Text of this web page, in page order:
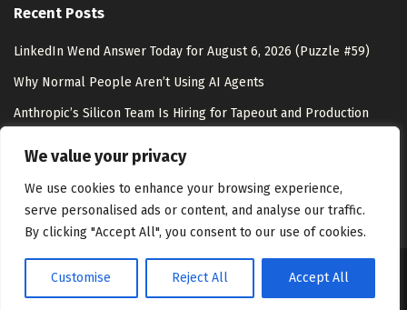
We value your privacy
We use cookies to enhance your browsing experience,
serve personalised ads or content, and analyse our traffic.
By clicking "Accept All", you consent to our use of cookies.
Customise Reject All Accept All
Recent Posts
LinkedIn Wend Answer Today for August 6, 2026 (Puzzle #59)
Why Normal People Aren’t Using AI Agents
Anthropic’s Silicon Team Is Hiring for Tapeout and Production
AI Shopping & Marketing Stack
About Us Disclaimer Contact Us Privacy Policy